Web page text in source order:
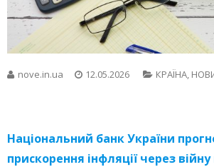
nove.in.ua 12.05.2026 КРАЇНА,
Національний банк України
прискорення інфляції через